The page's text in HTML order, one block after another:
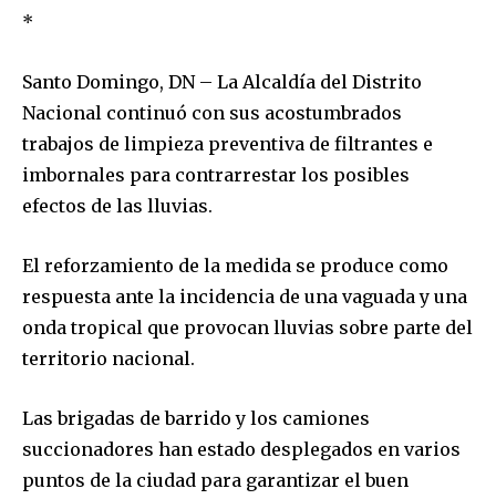
*
Santo Domingo, DN – La Alcaldía del Distrito
Nacional continuó con sus acostumbrados
trabajos de limpieza preventiva de filtrantes e
imbornales para contrarrestar los posibles
efectos de las lluvias.
El reforzamiento de la medida se produce como
respuesta ante la incidencia de una vaguada y una
onda tropical que provocan lluvias sobre parte del
territorio nacional.
Las brigadas de barrido y los camiones
succionadores han estado desplegados en varios
puntos de la ciudad para garantizar el buen